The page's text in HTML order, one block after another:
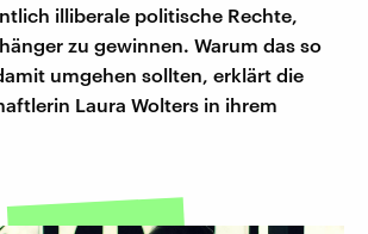
illiberale politische Rechte,
zu gewinnen. Warum das so
umgehen sollten, erklärt die
Laura Wolters in ihrem